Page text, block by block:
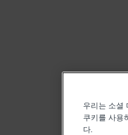
우리는 소셜
쿠키를 사용
다.